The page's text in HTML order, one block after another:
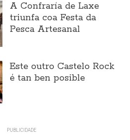
A Confraría de Laxe
triunfa coa Festa da
Pesca Artesanal
Este outro Castelo Rock
é tan ben posible